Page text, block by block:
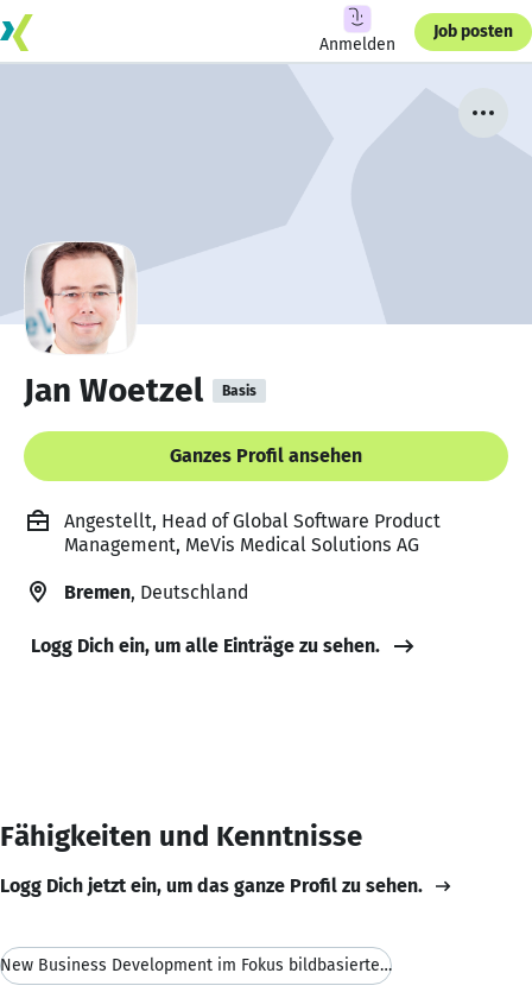
Anmelden
Job posten
Jan Woetzel Basis
Ganzes Profil ansehen
Angestellt, Head of Global Software Product
Management, MeVis Medical Solutions AG
Bremen, Deutschland
Logg Dich ein, um alle Einträge zu sehen.
Fähigkeiten und Kenntnisse
Logg Dich jetzt ein, um das ganze Profil zu sehen.
New Business Development im Fokus bildbasierter Me